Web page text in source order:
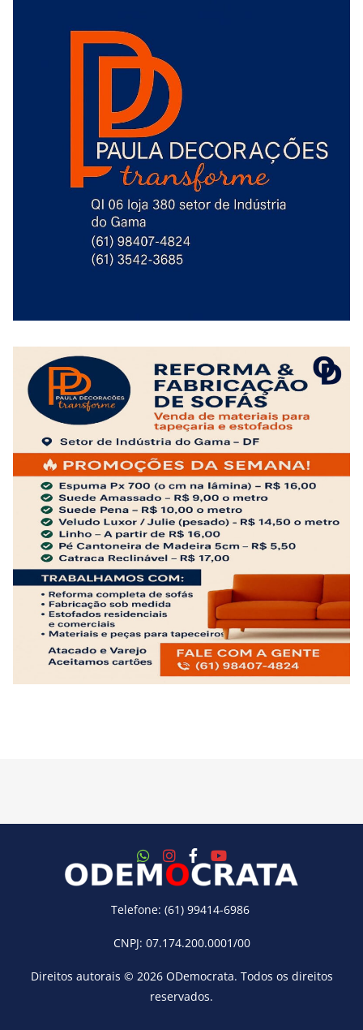
Telefone: (61) 99414-6986
CNPJ: 07.174.200.0001/00
Direitos autorais © 2026 ODemocrata. Todos os direitos
reservados.